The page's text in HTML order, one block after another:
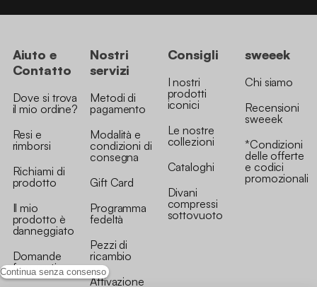
Continua senza consenso
Aiuto e
Contatto
Dove si trova
il mio ordine?
Resi e
rimborsi
Richiami di
prodotto
Il mio
prodotto è
danneggiato
Domande
frequenti
Nostri
servizi
Metodi di
pagamento
Modalità e
condizioni di
consegna
Gift Card
Programma
fedeltà
Pezzi di
ricambio
Attivazione
Consigli
I nostri
prodotti
iconici
Le nostre
collezioni
Cataloghi
Divani
compressi
sottovuoto
sweeek
Chi siamo
Recensioni
sweeek
*Condizioni
delle offerte
e codici
promozionali